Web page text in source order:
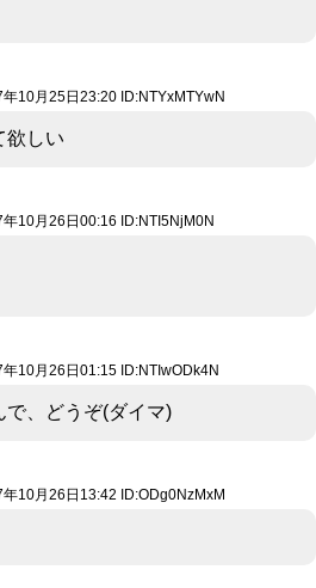
10月25日23:20 ID:NTYxMTYwN
欲しい
10月26日00:16 ID:NTI5NjM0N
10月26日01:15 ID:NTIwODk4N
、どうぞ(ダイマ)
10月26日13:42 ID:ODg0NzMxM